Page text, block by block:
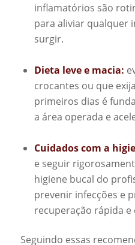
inflamatórios são
para aliviar qualquer
surgir.
Dieta leve e macia:
crocantes ou que
primeiros dias é
a área operada e
Cuidados com a
e seguir
higiene bucal do
prevenir infecções e
recuperação rápida e
Seguindo essas